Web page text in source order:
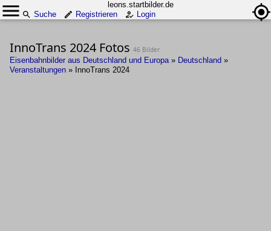
leons.startbilder.de
Suche
Registrieren Login
InnoTrans 2024 Fotos 46 Bilder
Eisenbahnbilder aus Deutschland und Europa» Deutschland »
Veranstaltungen » InnoTrans 2024